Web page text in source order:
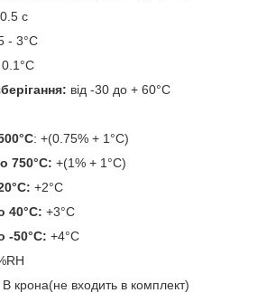
с
- 3°С
0.1°C
від -30 до + 60°C
: +(0.75% + 1°C)
750°C: +(1% + 1°C)
+2°C
40°C: +3°C
-50°C: +4°C
крона(не входить в комплект)